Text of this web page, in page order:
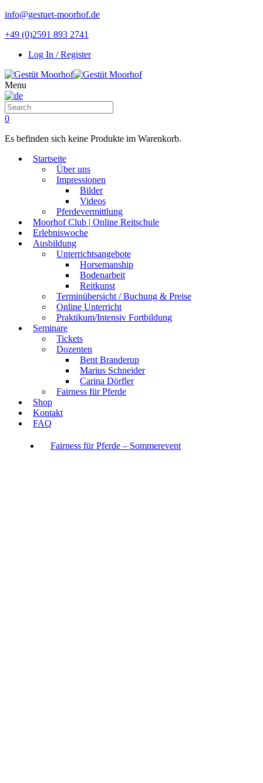
info@gestuet-moorhof.de
+49 (0)2591 893 2741
Log In / Register
Menu
0
Es befinden sich keine Produkte im Warenkorb.
Startseite
Über uns
Impressionen
Bilder
Videos
Pferdevermittlung
Moorhof Club | Online Reitschule
Erlebniswoche
Ausbildung
Unterrichtsangebote
Horsemanship
Bodenarbeit
Reitkunst
Terminübersicht / Buchung & Preise
Online Unterricht
Praktikum/Intensiv Fortbildung
Seminare
Tickets
Dozenten
Bent Branderup
Marius Schneider
Carina Dörfler
Fairness für Pferde
Shop
Kontakt
FAQ
Fairness für Pferde – Sommerevent